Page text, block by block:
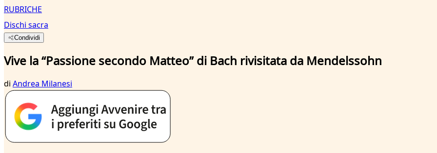
RUBRICHE
Dischi sacra
Condividi
Vive la “Passione secondo Matteo” di Bach rivisitata da Mendelssohn
di Andrea Milanesi